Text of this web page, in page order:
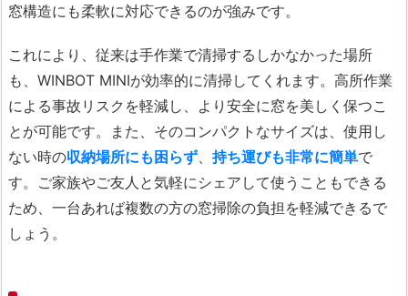
窓構造にも柔軟に対応できるのが強みです。
これにより、従来は手作業で清掃するしかなかった場所
も、WINBOT MINIが効率的に清掃してくれます。高所作業
による事故リスクを軽減し、より安全に窓を美しく保つこ
とが可能です。また、そのコンパクトなサイズは、使用し
ない時の収納場所にも困らず、 持ち運びも非常に簡単で
す。ご家族やご友人と気軽にシェアして使うこともできる
ため、一台あれば複数の方の窓掃除の負担を軽減できるで
しょう。